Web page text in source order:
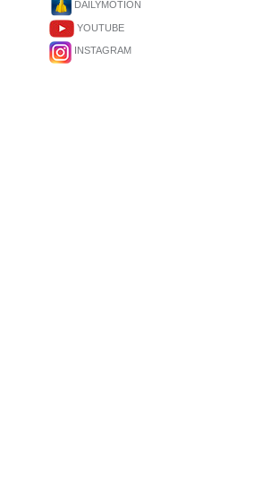
DAILYMOTION
YOUTUBE
INSTAGRAM